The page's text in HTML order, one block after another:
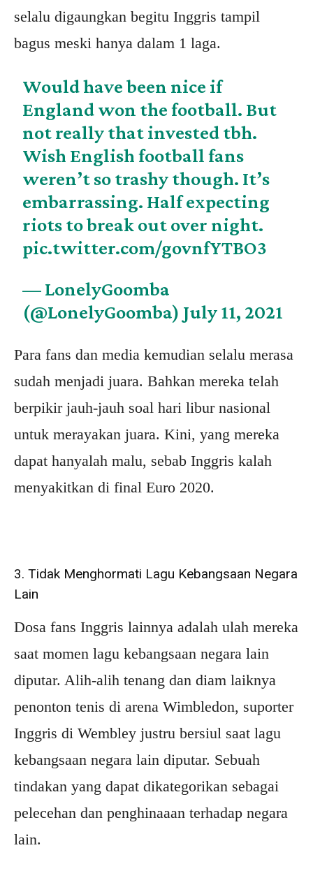
selalu digaungkan begitu Inggris tampil
bagus meski hanya dalam 1 laga.
Would have been nice if
England won the football. But
not really that invested tbh.
Wish English football fans
weren’t so trashy though. It’s
embarrassing. Half expecting
riots to break out over night.
pic.twitter.com/govnfYTBO3
— LonelyGoomba
(@LonelyGoomba) July 11, 2021
Para fans dan media kemudian selalu merasa
sudah menjadi juara. Bahkan mereka telah
berpikir jauh-jauh soal hari libur nasional
untuk merayakan juara. Kini, yang mereka
dapat hanyalah malu, sebab Inggris kalah
menyakitkan di final Euro 2020.
3. Tidak Menghormati Lagu Kebangsaan Negara
Lain
Dosa fans Inggris lainnya adalah ulah mereka
saat momen lagu kebangsaan negara lain
diputar. Alih-alih tenang dan diam laiknya
penonton tenis di arena Wimbledon, suporter
Inggris di Wembley justru bersiul saat lagu
kebangsaan negara lain diputar. Sebuah
tindakan yang dapat dikategorikan sebagai
pelecehan dan penghinaaan terhadap negara
lain.